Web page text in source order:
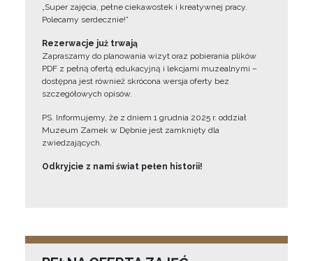
„Super zajęcia, pełne ciekawostek i kreatywnej pracy.
Polecamy serdecznie!”
Rezerwacje już trwają
Zapraszamy do planowania wizyt oraz pobierania plików
PDF z pełną ofertą edukacyjną i lekcjami muzealnymi –
dostępna jest również skrócona wersja oferty bez
szczegółowych opisów.
PS. Informujemy, że z dniem 1 grudnia 2025 r. oddział
Muzeum Zamek w Dębnie jest zamknięty dla
zwiedzających.
Odkryjcie z nami świat pełen historii!